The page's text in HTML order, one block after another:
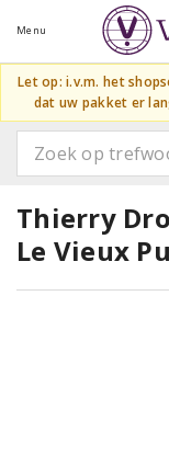
Menu
Let op: i.v.m. het
dat uw pakket er
Thierry
Le Vieux